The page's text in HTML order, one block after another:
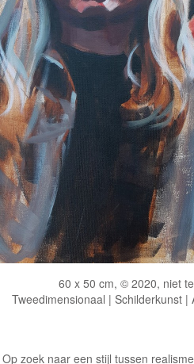
60 x 50 cm, © 2020, niet
Tweedimensionaal | Schilderkunst |
zoek naar een stijl tussen